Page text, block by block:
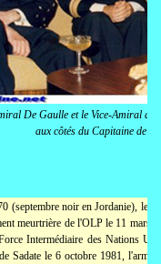
De Gaulle et le Vice-Amiral d'
aux côtés du Capitaine de
(septembre noir en Jordanie),
meurtrière de l'OLP le 11
Intermédiaire des Nations
Sadate le 6 octobre 1981,